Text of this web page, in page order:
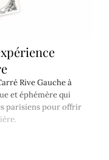
Rive Gauche à
et éphémère qui
parisiens pour offrir